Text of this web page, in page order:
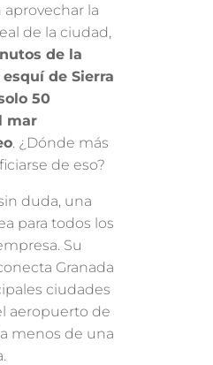
la
de la ciudad,
de la
de Sierra
50
mar
. ¿Dónde más
de eso?
duda, una
para todos los
Su
Granada
ciudades
aeropuerto de
menos de una